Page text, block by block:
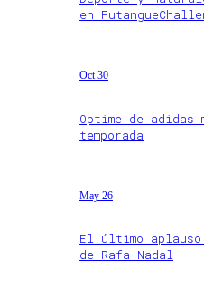
en
Oct 30
Optime de adidas
temporada
May 26
El último
de Rafa Nadal